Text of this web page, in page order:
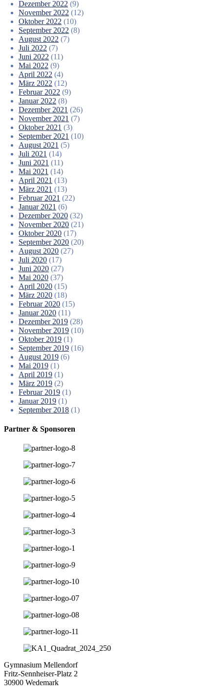
Dezember 2022 (9)
November 2022 (12)
Oktober 2022 (10)
September 2022 (8)
August 2022 (7)
Juli 2022 (7)
Juni 2022 (11)
Mai 2022 (9)
April 2022 (4)
März 2022 (12)
Februar 2022 (9)
Januar 2022 (8)
Dezember 2021 (26)
November 2021 (7)
Oktober 2021 (3)
September 2021 (10)
August 2021 (5)
Juli 2021 (14)
Juni 2021 (11)
Mai 2021 (14)
April 2021 (13)
März 2021 (13)
Februar 2021 (22)
Januar 2021 (6)
Dezember 2020 (32)
November 2020 (21)
Oktober 2020 (17)
September 2020 (20)
August 2020 (27)
Juli 2020 (17)
Juni 2020 (27)
Mai 2020 (37)
April 2020 (15)
März 2020 (18)
Februar 2020 (15)
Januar 2020 (11)
Dezember 2019 (28)
November 2019 (10)
Oktober 2019 (1)
September 2019 (16)
August 2019 (6)
Mai 2019 (1)
April 2019 (1)
März 2019 (2)
Februar 2019 (1)
Januar 2019 (1)
September 2018 (1)
Partner & Sponsoren
Gymnasium Mellendorf
Fritz-Sennheiser-Platz 2
30900 Wedemark